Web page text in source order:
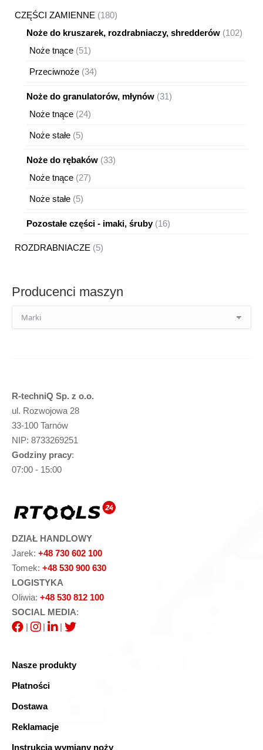
CZĘŚCI ZAMIENNE 180180
produktów
Noże do kruszarek, rozdrabniaczy, shredderów 102102
Noże tnące 5151
Przeciwnoże 3434
Noże do granulatorów, młynów 3131
Noże tnące 2424
Noże stałe 55
Noże do rębaków 3333
Noże tnące 2727
Noże stałe 55
Pozostałe części - imaki, śruby 1616
ROZDRABNIACZE
55
Producenci maszyn
R-techniQ Sp. z o.o.
ul. Rozwojowa 28
33-100 Tarnów
NIP: 8733269251
Godziny pracy:
07:00 - 15:00
DZIAŁ HANDLOWY
Jarek: +48 730 602 100
Tomek: +48 530 900 630
LOGISTYKA
Oliwia: +48 530 812 100
SOCIAL MEDIA:
|
| |
Nasze produkty
Płatności
Dostawa
Reklamacje
Instrukcja wymiany noży